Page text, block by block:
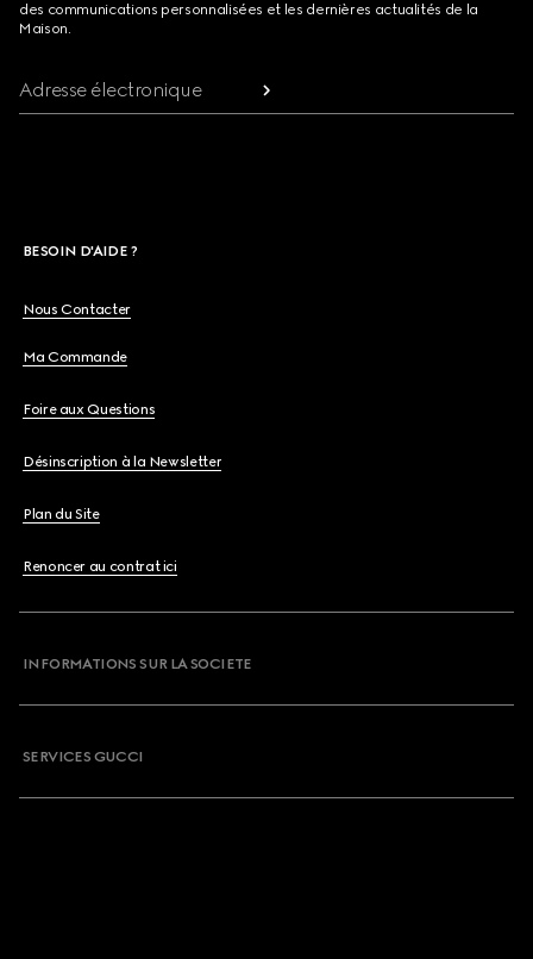
des communications personnalisées et les dernières actualités de la
Maison.
Adresse électronique
BESOIN D'AIDE ?
Nous Contacter
Ma Commande
Foire aux Questions
Désinscription à la Newsletter
Plan du Site
Renoncer au contrat ici
INFORMATIONS SUR LA SOCIETE
SERVICES GUCCI